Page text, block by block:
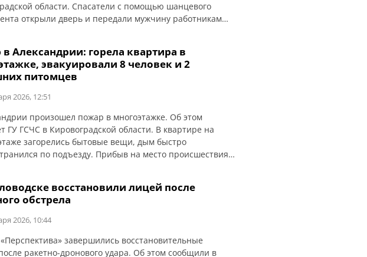
области. Спасатели с помощью шанцевого
открыли дверь и передали мужчину работникам
Александрии: горела квартира в
эвакуировали 8 человек и 2
питомцев
2026, 12:51
произошел пожар в многоэтажке. Об этом
ГУ ГСЧС в Кировоградской области. В квартире на
загорелись бытовые вещи, дым быстро
по подъезду. Прибыв на место происшествия,
Вместе с владельцами вывели и двух […]
восстановили лицей после
обстрела
2026, 10:44
завершились восстановительные
ракетно-дронового удара. Об этом сообщили в